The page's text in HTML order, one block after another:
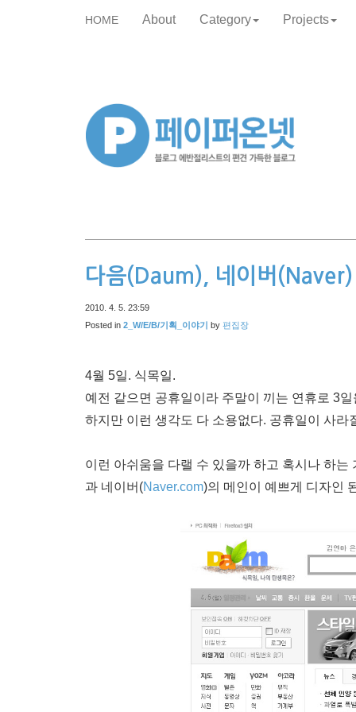
HOME About Category Projects
다음(Daum), 네이버
2010. 4. 5. 23:59
Posted in 2_W/E/B/기획_이야기 by 편집장
4월 5일. 식목일.
예전 같으면 공휴일이라 주말이 끼는 연휴로 3
하지만 이런 생각도 다 소용없다. 공휴일이 사라
이런 아쉬움을 다랠 수 있을까 하고 혹시나 하
과 네이버(Naver.com)의 메인이 예쁘게 디자인